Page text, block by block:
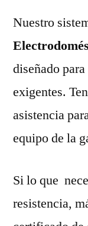
Nuestro
diseñado
exigentes.
asistencia
equipo de la
Si lo que
resistencia,